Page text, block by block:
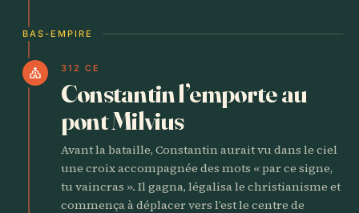
BAS-EMPIRE
church 312 CE
Constantin l’emporte au
pont Milvius
Avant la bataille, Constantin aurait vu dans le ciel
une croix accompagnée des mots « par ce signe,
tu vaincras ». Il gagna, légalisa le christianisme et
commença à déplacer vers l’est le centre de